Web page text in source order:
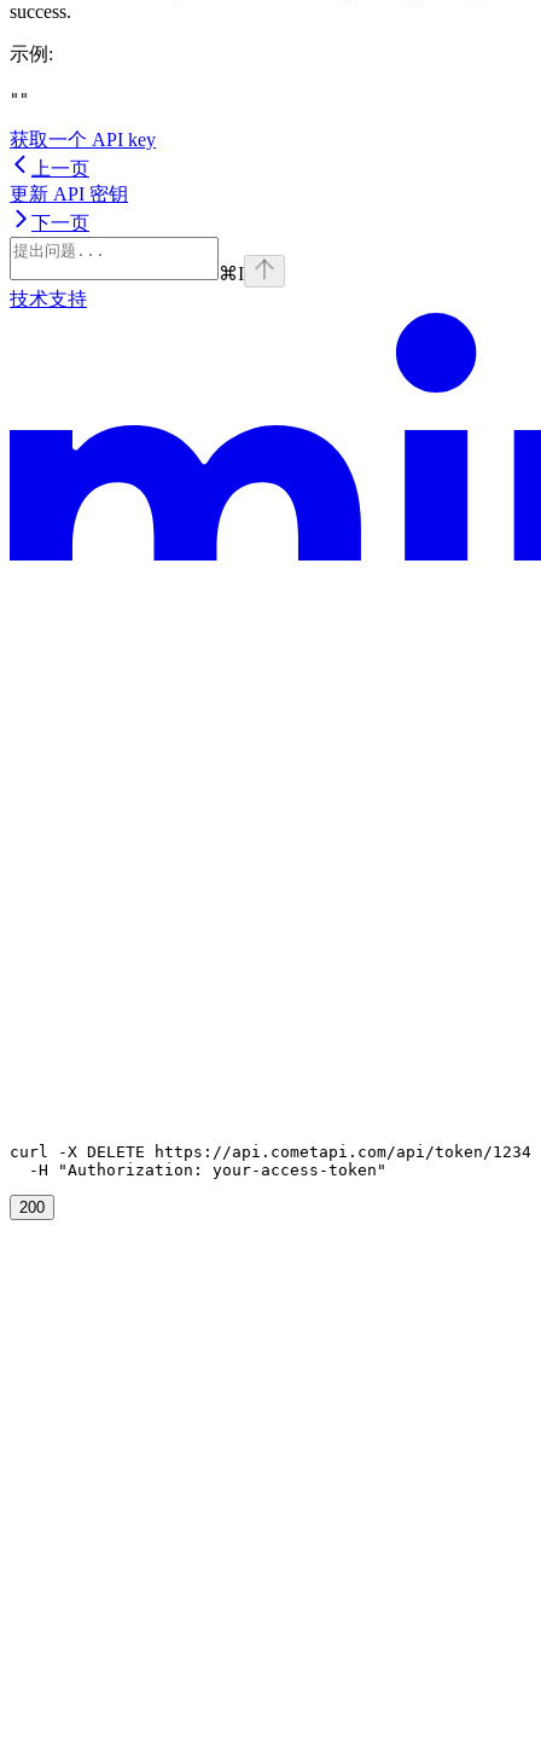
success.
示例 :
""
获取一个 API key
上一页
更新 API 密钥
下一页
⌘I
技术支持
curl -X DELETE https://api.cometapi.com/api/token/
  -H "Authorization: your-access-token"
200